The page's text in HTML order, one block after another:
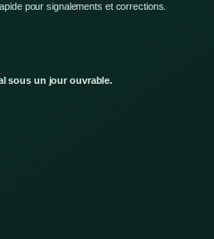
pour signalements et corrections.
sous un jour ouvrable.